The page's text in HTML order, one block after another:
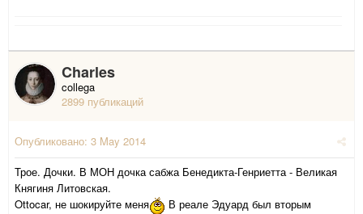
Charles
collega
2899 публикаций
Опубликовано: 3 May 2014
Трое. Дочки. В МОН дочка сабжа Бенедикта-Генриетта - Великая
Княгиня Литовская.
Ottocar, не шокируйте меня
В реале Эдуард был вторым